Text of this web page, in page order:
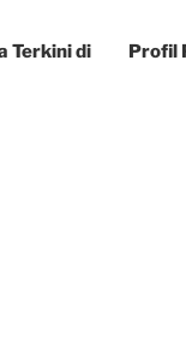
Terkini di
Profil